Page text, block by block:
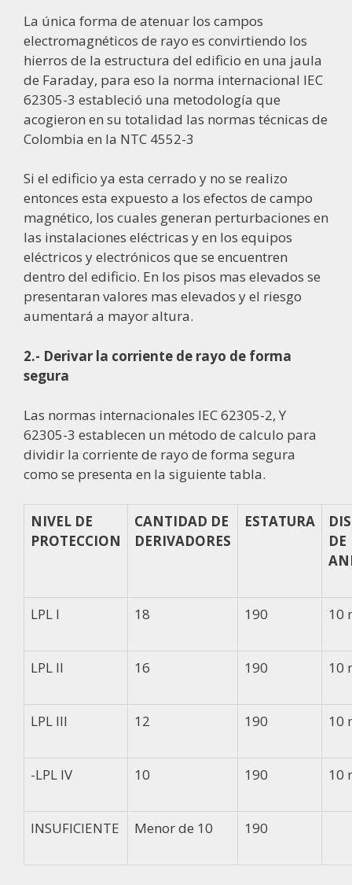
La única forma de atenuar los campos
electromagnéticos de rayo es convirtiendo los
hierros de la estructura del edificio en una jaula
de Faraday, para eso la norma internacional IEC
62305-3 estableció una metodología que
acogieron en su totalidad las normas técnicas de
Colombia en la NTC 4552-3
Si el edificio ya esta cerrado y no se realizo
entonces esta expuesto a los efectos de campo
magnético, los cuales generan perturbaciones en
las instalaciones eléctricas y en los equipos
eléctricos y electrónicos que se encuentren
dentro del edificio. En los pisos mas elevados se
presentaran valores mas elevados y el riesgo
aumentará a mayor altura.
2.- Derivar la corriente de rayo de forma
segura
Las normas internacionales IEC 62305-2, Y
62305-3 establecen un método de calculo para
dividir la corriente de rayo de forma segura
como se presenta en la siguiente tabla.
NIVEL DE
PROTECCION
CANTIDAD DE
DERIVADORES
ESTATURA
DE
LPL I 18 190 10
LPL II 16 190 10
LPL III 12 190 10
-LPL IV 10 190 10
INSUFICIENTE Menor de 10 190